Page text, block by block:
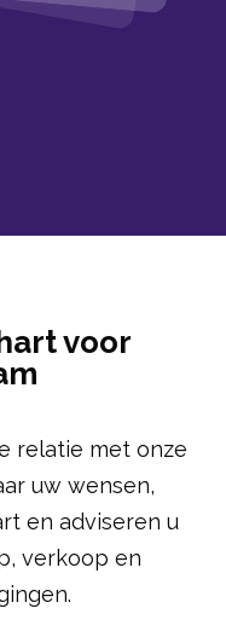
voor
relatie met onze
uw wensen,
en adviseren u
verkoop en